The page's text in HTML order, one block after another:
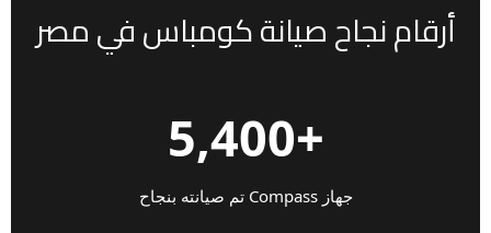
أرقام نجاح صيانة كومباس في مصر
+5,400
جهاز Compass تم صيانته بنجاح